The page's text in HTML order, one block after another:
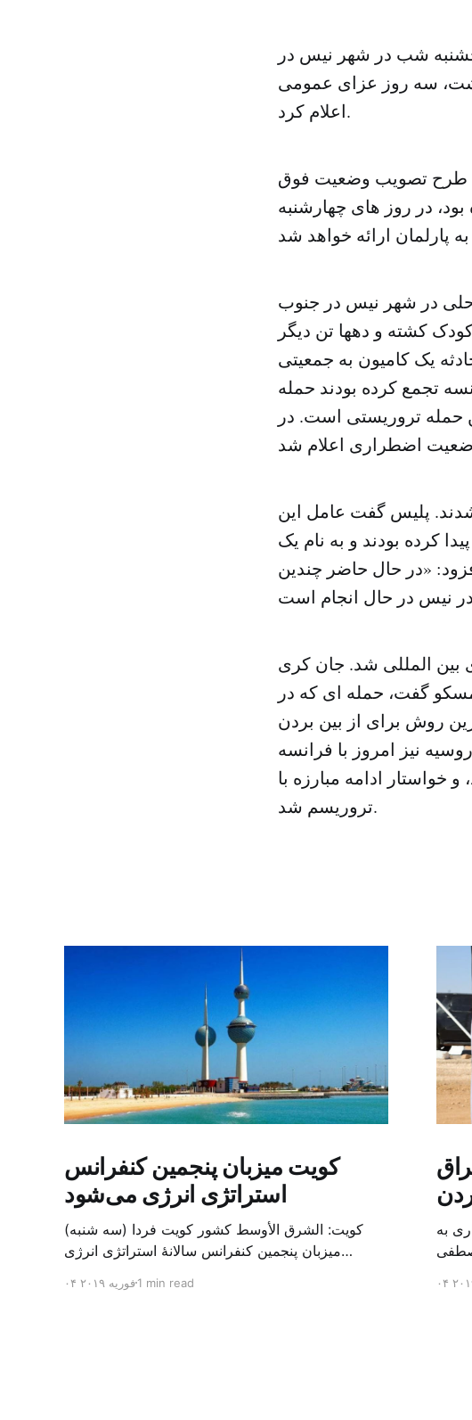
شب در شهر نیس در
۸۴ کشته برجای گذاشت، سه روز عزای عمومی
اعلام کرد.
طرح تصویب وضعیت فوق
در پاریس اجرا شده بود، در روز های چهارشنبه
در شهر نیس در جنوب
از جمله چندین کودک کشته و دهها تن دیگر
این حادثه یک کامیون به جمعیتی
تجمع کرده بودند حمله
حمله تروریستی است. در
پلیس گفت عامل این
کرده بودند و به نام یک
پلیس افزود: «در حال حاضر چندین
المللی شد. جان کری
گفت، حمله ای که در
روش برای از بین بردن
نیز امروز با فرانسه
ادامه مبارزه با
تروریسم شد.
کویت میزبان پنجمین کنفرانس
استراتژی انرژی می‌شود
کویت: الشرق الأوسط کشور کویت فردا (سه شنبه)
میزبان پنجمین کنفرانس سالانهٔ استراتژی انرژی
الشرق الاوسط، حدود ۳۰۰ متخصص از شرکت‌های
۰۴ فوریه ۲۰۱۹1 min read
به
و